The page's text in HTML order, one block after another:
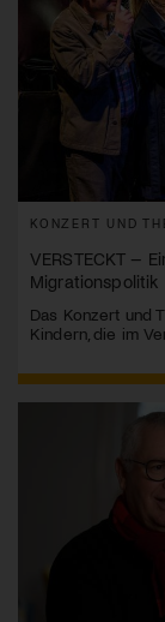
KONZERT UND
VERSTECKT –
Migrationspolitik
Das Konzert und
Kindern, die im